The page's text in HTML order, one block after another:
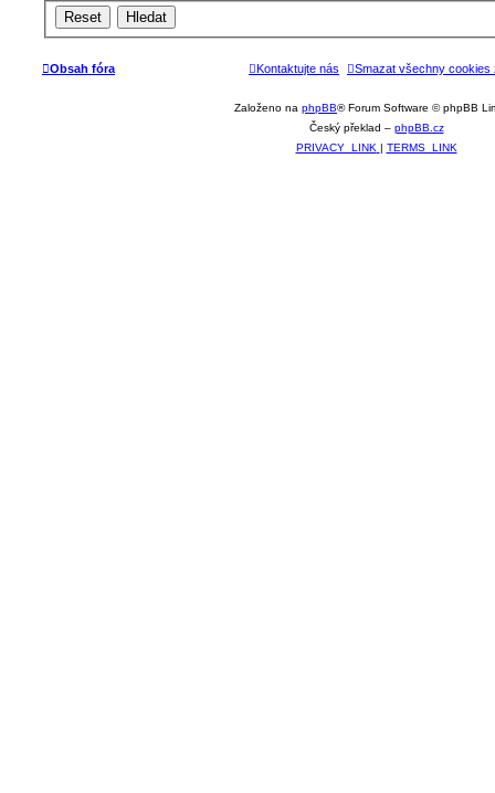
Obsah fóra Smazat všechny cookies
Kontaktujte nás
Založeno na phpBB® Forum Software © phpBB
Český překlad – phpBB.cz
PRIVACY_LINK | TERMS_LINK